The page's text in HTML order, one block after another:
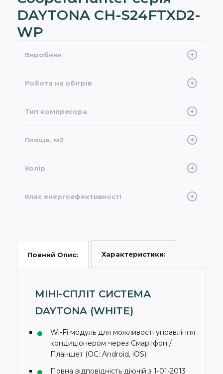
DAYTONA CH-S24FTXD2-
WP
Виробник
Робота на обігрів
Тип компресора
Площа, м2
Колір
Клас енергоефективності
Повний Опис: Характеристики:
МІНІ-СПЛІТ СИСТЕМА
DAYTONA (WHITE)
Wi-Fi модуль для можливості управління
кондиціонером через Смартфон /
Планшет (ОС: Android, iOS);
Повна відповідність діючій з 1-01-2013